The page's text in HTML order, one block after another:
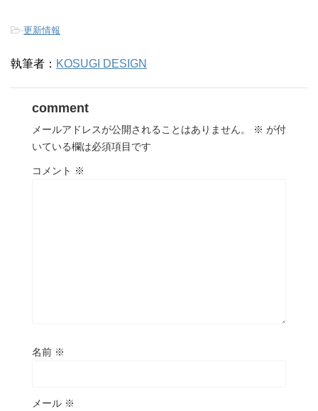
-更新情報
執筆者： KOSUGI DESIGN
comment
メールアドレスが公開されることはありません。 ※ が付
いている欄は必須項目です
コメント ※
名前 ※
メール ※